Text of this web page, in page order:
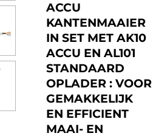
ACCU
KANTENMAAIER
IN SET MET AK10
ACCU EN AL101
STANDAARD
OPLADER : VOOR
GEMAKKELIJK
EN EFFICIENT
MAAI- EN